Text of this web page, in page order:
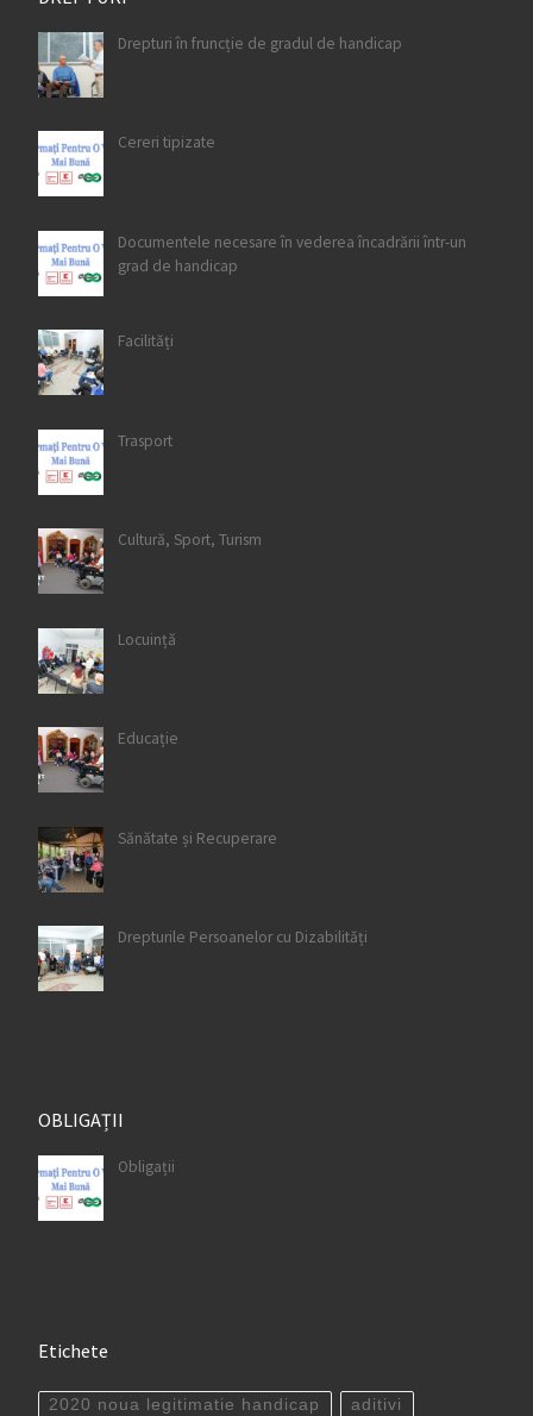
Drepturi în fruncție de gradul de handicap
Cereri tipizate
Documentele necesare în vederea încadrării într-un
grad de handicap
Facilități
Trasport
Cultură, Sport, Turism
Locuință
Educație
Sănătate și Recuperare
Drepturile Persoanelor cu Dizabilități
OBLIGAȚII
Obligații
Etichete
2020 noua legitimatie handicap aditivi